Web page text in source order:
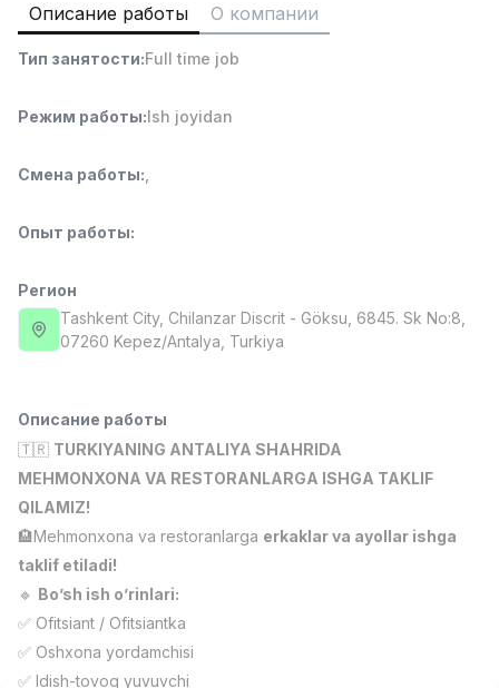
Руководитель отдела продаж
6,000,000 - 15,000,000 sum/
ASIAN
MONDO BEST
2,600,000 - 5,000,000 sum
LES AILES
Full time job
Ish joyidan
3,000,000 - 10,000,000 sum
NAVBAHOR APTEKA
Оператор по продажам (Только для
Договорная
NAFF
Full time job
Ish joyidan
TOP
Агент по продажам
Описание работы О компании
Тип занятости:Full time job
Режим работы:Ish joyidan
Смена работы:
Опыт работы:
Регион
Tashkent City, Chilanzar Discrit - Göksu, 6845. Sk No:8,
07260 Kepez/Antalya, Turkiya
Описание работы
🇹🇷 TURKIYANING ANTALIYA SHAHRIDA
MEHMONXONA VA RESTORANLARGA ISHGA TAKLIF
QILAMIZ!
🏨Mehmonxona va restoranlarga erkaklar va ayollar ishga
taklif etiladi!
🔹 Bo’sh ish o’rinlari:
✅ Ofitsiant / Ofitsiantka
✅ Oshxona yordamchisi
✅ Idish-tovoq yuvuvchi
Вакансии Категории